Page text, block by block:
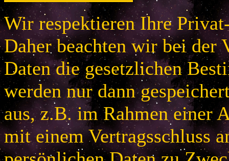
Wir respektieren Ihre
Daher beachten wir bei der
Daten die gesetzlichen
werden nur dann
aus, z.B. im Rahmen einer
mit einem Vertragsschluss